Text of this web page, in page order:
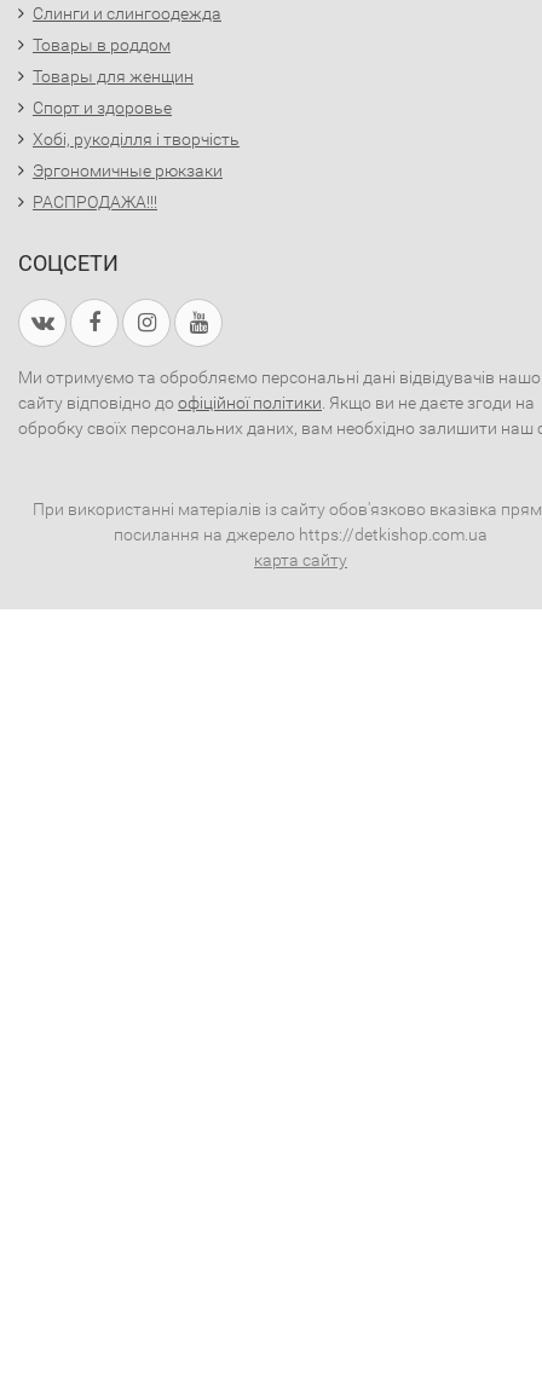
Слинги и слингоодежда
Товары в роддом
Товары для женщин
Спорт и здоровье
Хобі, рукоділля і творчість
Эргономичные рюкзаки
РАСПРОДАЖА!!!
СОЦСЕТИ
Ми отримуємо та обробляємо персональні дані відвідувачів
сайту відповідно до офіційної політики . Якщо ви не даєте згоди на
обробку своїх персональних даних, вам необхідно залишити наш
При використанні матеріалів із сайту обов'язково вказівка
посилання на джерело https://detkishop.com.ua
карта сайту